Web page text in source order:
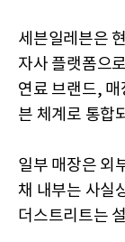
세븐일레븐은
자사 플랫폼으
연료 브랜드, 매
븐 체계로 통합
일부 매장은 외
채 내부는 사실
더스트리트는